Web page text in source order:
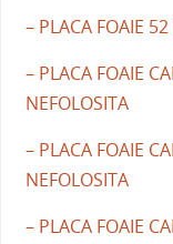
– PLACA FOAIE
– PLACA FOAIE
NEFOLOSITA
– PLACA FOAIE
NEFOLOSITA
– PLACA FOAIE